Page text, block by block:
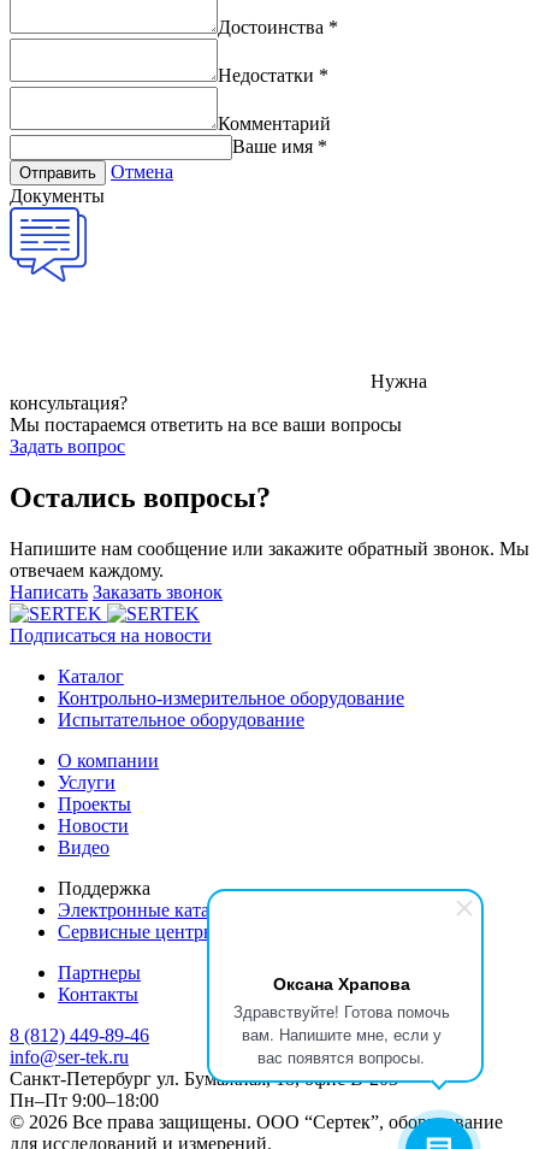
Оксана Храпова
Здравствуйте! Готова помочь
вам. Напишите мне, если у
вас появятся вопросы.
Достоинства *
Недостатки *
Комментарий
Ваше имя *
Отправить
Отмена
Документы
Нужна
консультация?
Мы постараемся ответить на все ваши вопросы
Задать вопрос
Остались вопросы?
Напишите нам сообщение или закажите обратный звонок. Мы
отвечаем каждому.
Написать Заказать звонок
Подписаться на новости
Каталог
Контрольно-измерительное оборудование
Испытательное оборудование
О компании
Услуги
Проекты
Новости
Видео
Поддержка
Электронные каталоги
Сервисные центры производителей
Партнеры
Контакты
8 (812) 449-89-46
info@ser-tek.ru
Санкт-Петербург ул. Бумажная, 18, офис B-203
Пн–Пт 9:00–18:00
© 2026 Все права защищены. ООО “Сертек”, оборудование
для исследований и измерений.